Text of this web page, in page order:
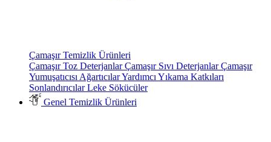
Çamaşır Temizlik Ürünleri
Çamaşır Toz DeterjanlarÇamaşır Sıvı DeterjanlarÇamaşır
Yumuşatıcısı AğartıcılarYardımcı Yıkama Katkıları
SonlandırıcılarLeke Sökücüler
Genel Temizlik Ürünleri